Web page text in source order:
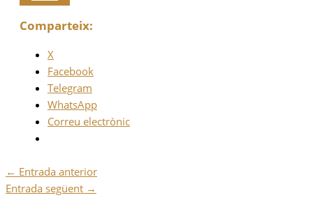
Comparteix:
X
Facebook
Telegram
WhatsApp
Correu electrònic
← Entrada anterior
Entrada següent →